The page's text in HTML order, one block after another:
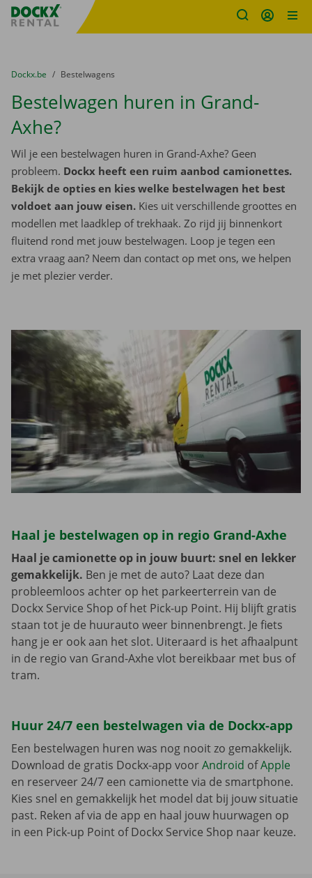
Fratello DEMO
U bevindt zich hier:
van
Dockx.be naar
Bestelwagens
Bestelwagen huren in Grand-
Axhe?
Wil je een bestelwagen huren in Grand-Axhe? Geen
probleem. Dockx heeft een ruim aanbod camionettes.
Bekijk de opties en kies welke bestelwagen het best
voldoet aan jouw eisen. Kies uit verschillende groottes en
modellen met laadklep of trekhaak. Zo rijd jij binnenkort
fluitend rond met jouw bestelwagen. Loop je tegen een
extra vraag aan? Neem dan contact op met ons, we helpen
je met plezier verder.
Haal je bestelwagen op in regio Grand-Axhe
Haal je camionette op in jouw buurt: snel en lekker
gemakkelijk. Ben je met de auto? Laat deze dan
probleemloos achter op het parkeerterrein van de
Dockx Service Shop of het Pick-up Point. Hij blijft gratis
staan tot je de huurauto weer binnenbrengt. Je fiets
hang je er ook aan het slot. Uiteraard is het afhaalpunt
in de regio van Grand-Axhe vlot bereikbaar met bus of
tram.
Huur 24/7 een bestelwagen via de Dockx-app
Een bestelwagen huren was nog nooit zo gemakkelijk.
Download de gratis Dockx-app voorAndroid ofApple
en reserveer 24/7 een camionette via de smartphone.
Kies snel en gemakkelijk het model dat bij jouw situatie
past. Reken af via de app en haal jouw huurwagen op
in een Pick-up Point of Dockx Service Shop naar keuze.